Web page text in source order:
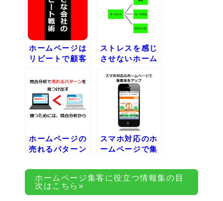
ホームページは
リピートで顧客
ストレスを感じ
させないホーム
分類の難しさ
ホームページの
売れるパターン
合分析から
スマホ対応のホ
ームページで集
ホームページ集客に役立つ情報集の目
次はこちら»